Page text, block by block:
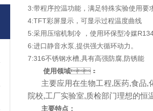
3:带程序控温功能，满足特殊实验使用要求
4:TFT彩屏显示，可显示过程温度曲线
5:采用压缩机制冷 ，使用环保型冷媒
6:进口静音水泵,提供强大循环动力。
7:316不锈钢水槽,具有高强防腐,防锈能
使用领域：
主要应用在生物工程,医药,食品
院校,工厂实验室,质检部门理想的恒
主要特点：